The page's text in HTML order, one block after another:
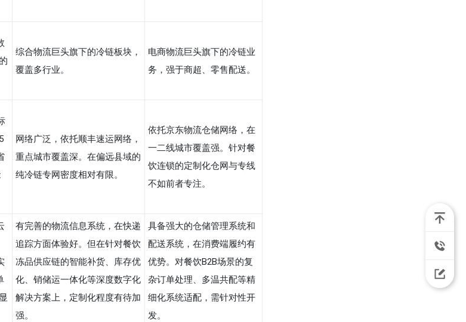
综合物流巨头旗下的冷链板块，
覆盖多行业。
电商物流巨头旗下的冷链业
务，强于商超、零售配送。
网络广泛，依托顺丰速运网络，
重点城市覆盖深。在偏远县域的
纯冷链专网密度相对有限。
依托京东物流仓储网络，在
一二线城市覆盖强。针对餐
饮连锁的定制化仓网与专线
不如前者专注。
有完善的物流信息系统，在快递
追踪方面体验好。但在针对餐饮
冻品供应链的智能补货、库存优
化、销储运一体化等深度数字化
解决方案上，定制化程度有待加
强。
具备强大的仓储管理系统和
配送系统，在消费端履约有
优势。对餐饮B2B场景的复
杂订单处理、多温共配等精
细化系统适配，需针对性开
发。